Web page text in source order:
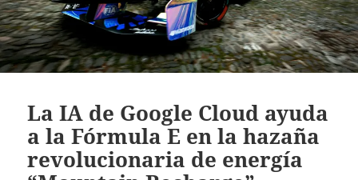
La IA de Google Cloud ayuda
a la Fórmula E en la hazaña
revolucionaria de energía